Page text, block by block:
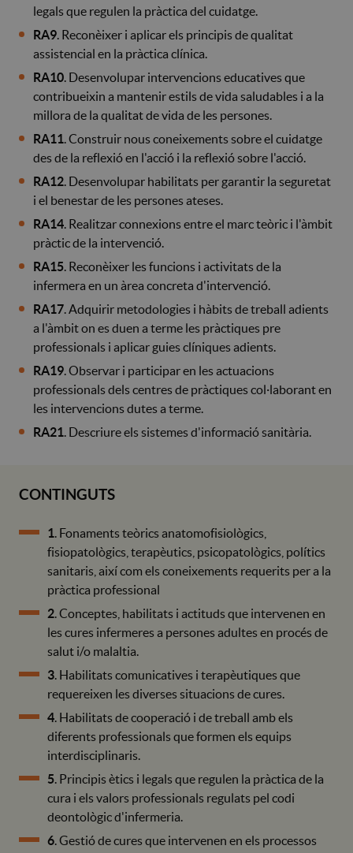
legals que regulen la pràctica del cuidatge.
RA9. Reconèixer i aplicar els principis de qualitat
assistencial en la pràctica clínica.
RA10. Desenvolupar intervencions educatives que
contribueixin a mantenir estils de vida saludables i a la
millora de la qualitat de vida de les persones.
RA11 . Construir nous coneixements sobre el cuidatge
des de la reflexió en l'acció i la reflexió sobre l'acció.
RA12. Desenvolupar habilitats per garantir la seguretat
i el benestar de les persones ateses.
RA14. Realitzar connexions entre el marc teòric i l'àmbit
pràctic de la intervenció.
RA15. Reconèixer les funcions i activitats de la
infermera en un àrea concreta d'intervenció.
RA17. Adquirir metodologies i hàbits de treball adients
a l'àmbit on es duen a terme les pràctiques pre
professionals i aplicar guies clíniques adients.
RA19. Observar i participar en les actuacions
professionals dels centres de pràctiques col·laborant en
les intervencions dutes a terme.
RA21 . Descriure els sistemes d'informació sanitària.
CONTINGUTS
1 . Fonaments teòrics anatomofisiològics,
fisiopatològics, terapèutics, psicopatològics, polítics
sanitaris, així com els coneixements requerits per a la
pràctica professional
2 . Conceptes, habilitats i actituds que intervenen en
les cures infermeres a persones adultes en procés de
salut i/o malaltia.
3 . Habilitats comunicatives i terapèutiques que
requereixen les diverses situacions de cures.
4 . Habilitats de cooperació i de treball amb els
diferents professionals que formen els equips
interdisciplinaris.
5 . Principis ètics i legals que regulen la pràctica de la
cura i els valors professionals regulats pel codi
deontològic d'infermeria.
6 . Gestió de cures que intervenen en els processos